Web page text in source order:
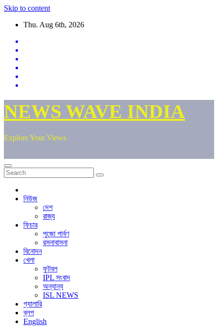
Skip to content
Thu. Aug 6th, 2026
NEWS WAVE INDIA
Explore Your Views
নিউজ
দেশ
রাজ্য
ফিচার
পুজো পার্বণ
রসনাবাসনা
বিনোদন
খেলা
ফুটবল
IPL সংবাদ
অন্যান্য
ISL NEWS
গ্যালারি
ব্লগ
English